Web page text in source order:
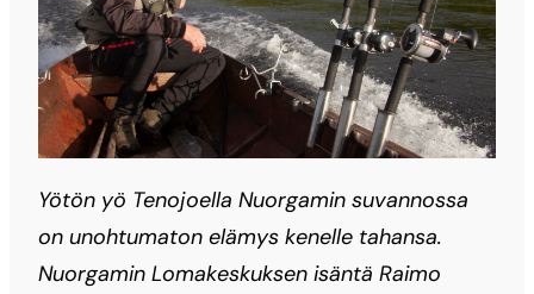
Yötön yö Tenojoella Nuorgamin suvannossa
on unohtumaton elämys kenelle tahansa.
Nuorgamin Lomakeskuksen isäntä Raimo